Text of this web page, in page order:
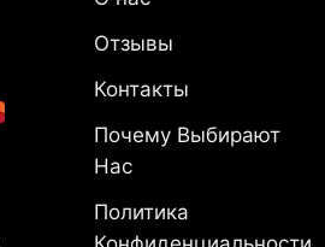
Отзывы
Контакты
Почему Выбирают
Нас
Политика